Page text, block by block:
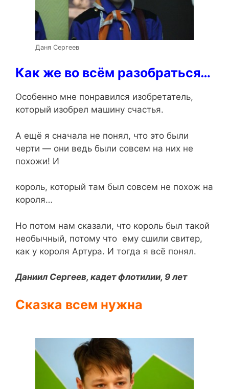
Даня Сергеев
Как же во всём разобраться…
Особенно мне понравился изобретатель,
который изобрел машину счастья.
А ещё я сначала не понял, что это были
черти — они ведь были совсем на них не
похожи! И
король, который там был совсем не похож на
короля…
Но потом нам сказали, что король был такой
необычный, потому что ему сшили свитер,
как у короля Артура. И тогда я всё понял.
Даниил Сергеев, кадет флотилии, 9 лет
Сказка всем нужна